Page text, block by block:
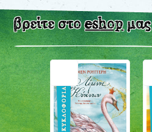
βρείτε στοeshopμας